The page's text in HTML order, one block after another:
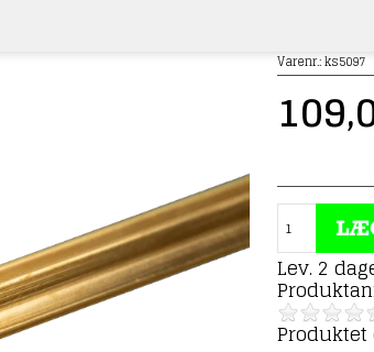
Varenr.:ks5097
Lev. 2